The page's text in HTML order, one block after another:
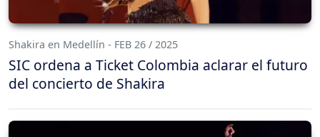
Shakira en Medellín - FEB 26 / 2025
SIC ordena a Ticket Colombia aclarar el futuro
del concierto de Shakira